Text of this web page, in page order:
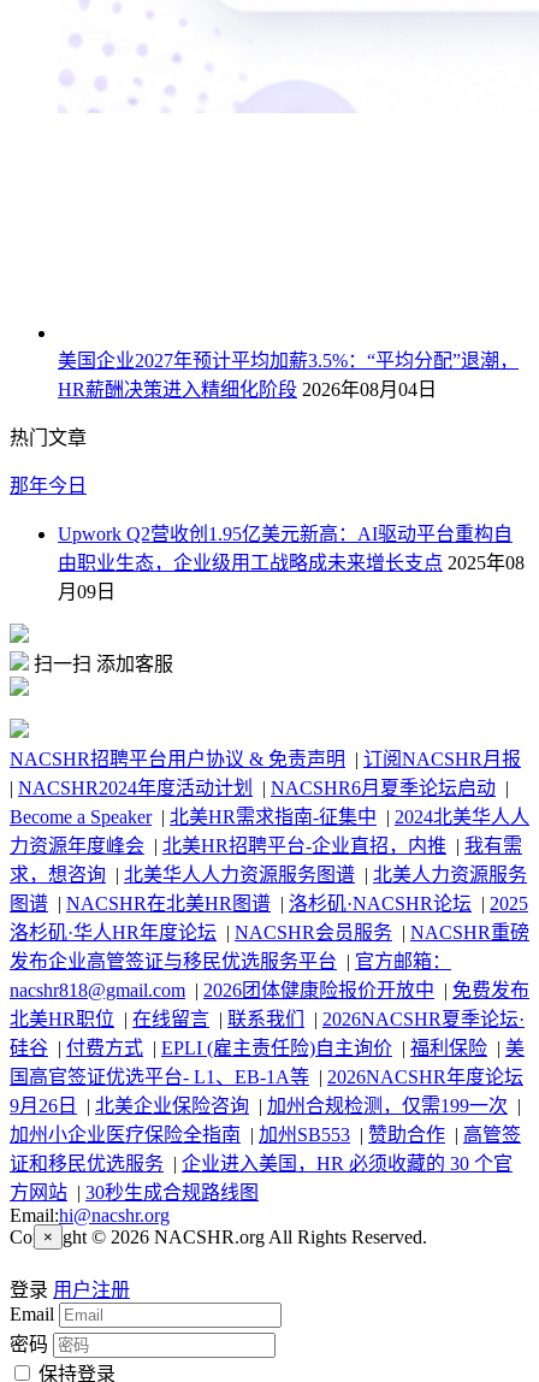
美国企业2027年预计平均加薪3.5%：“平均分配”退潮，
HR薪酬决策进入精细化阶段 2026年08月04日
热门文章
那年今日
Upwork Q2营收创1.95亿美元新高：AI驱动平台重构自
由职业生态，企业级用工战略成未来增长支点 2025年08
月09日
扫一扫 添加客服
NACSHR招聘平台用户协议 & 免责声明 | 订阅NACSHR月报
| NACSHR2024年度活动计划 | NACSHR6月夏季论坛启动 |
Become a Speaker| 北美HR需求指南-征集中 | 2024北美华人人
力资源年度峰会 | 北美HR招聘平台-企业直招，内推 | 我有需
求，想咨询 | 北美华人人力资源服务图谱 | 北美人力资源服务
图谱 | NACSHR在北美HR图谱 | 洛杉矶·NACSHR论坛 | 2025
洛杉矶·华人HR年度论坛 | NACSHR会员服务 | NACSHR重磅
发布企业高管签证与移民优选服务平台 | 官方邮箱：
nacshr818@gmail.com | 2026团体健康险报价开放中 | 免费发布
北美HR职位 | 在线留言 | 联系我们 | 2026NACSHR夏季论坛·
硅谷 | 付费方式 | EPLI (雇主责任险)自主询价 | 福利保险 | 美
国高官签证优选平台- L1、EB-1A等 | 2026NACSHR年度论坛
9月26日
| 北美企业保险咨询 | 加州合规检测，仅需199一次 |
加州小企业医疗保险全指南 | 加州SB553 | 赞助合作 | 高管签
证和移民优选服务 | 企业进入美国，HR 必须收藏的 30 个官
方网站 | 30秒生成合规路线图
Email:hi@nacshr.org
Copyright © 2026 NACSHR.org All Rights Reserved.
×
登录 用户注册
Email
密码
保持登录